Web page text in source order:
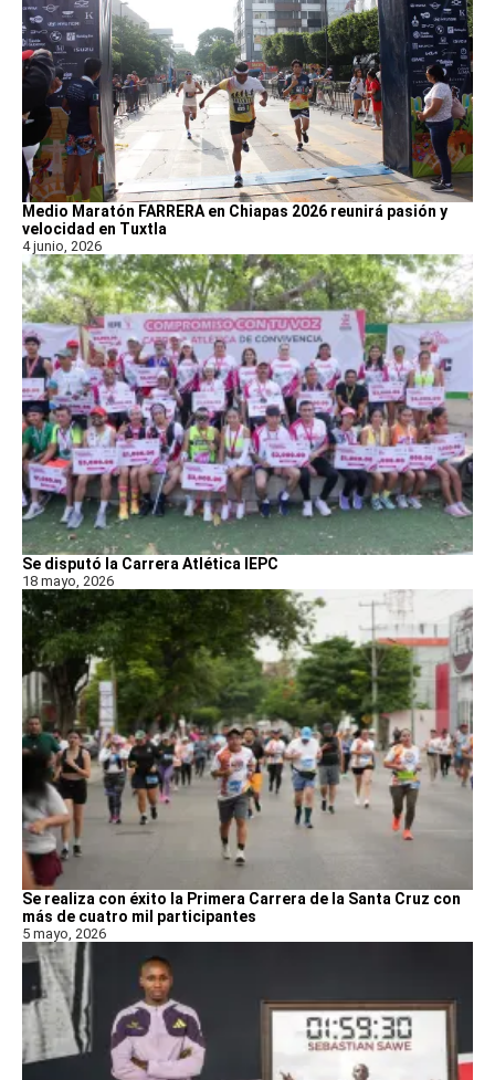
Medio Maratón FARRERA en Chiapas 2026 reunirá pasión y
velocidad en Tuxtla
4 junio, 2026
Se disputó la Carrera Atlética IEPC
18 mayo, 2026
Se realiza con éxito la Primera Carrera de la Santa Cruz con
más de cuatro mil participantes
5 mayo, 2026